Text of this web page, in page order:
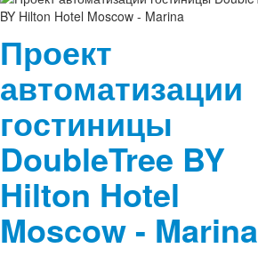
Проект
автоматизации
гостиницы
DoubleTree BY
Hilton Hotel
Moscow - Marina